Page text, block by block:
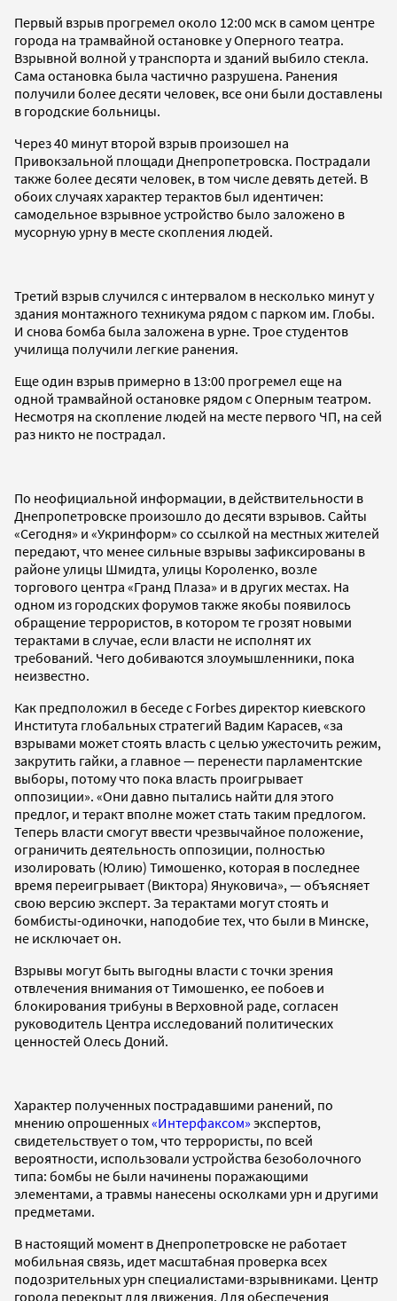
Первый взрыв прогремел около 12:00 мск в самом центре
города на трамвайной остановке у Оперного театра.
Взрывной волной у транспорта и зданий выбило стекла.
Сама остановка была частично разрушена. Ранения
получили более десяти человек, все они были доставлены
в городские больницы.
Через 40 минут второй взрыв произошел на
Привокзальной площади Днепропетровска. Пострадали
также более десяти человек, в том числе девять детей. В
обоих случаях характер терактов был идентичен:
самодельное взрывное устройство было заложено в
мусорную урну в месте скопления людей.
Третий взрыв случился с интервалом в несколько минут у
здания монтажного техникума рядом с парком им. Глобы.
И снова бомба была заложена в урне. Трое студентов
училища получили легкие ранения.
Еще один взрыв примерно в 13:00 прогремел еще на
одной трамвайной остановке рядом с Оперным театром.
Несмотря на скопление людей на месте первого ЧП, на сей
раз никто не пострадал.
По неофициальной информации, в действительности в
Днепропетровске произошло до десяти взрывов. Сайты
«Сегодня» и «Укринформ» со ссылкой на местных жителей
передают, что менее сильные взрывы зафиксированы в
районе улицы Шмидта, улицы Короленко, возле
торгового центра «Гранд Плаза» и в других местах. На
одном из городских форумов также якобы появилось
обращение террористов, в котором те грозят новыми
терактами в случае, если власти не исполнят их
требований. Чего добиваются злоумышленники, пока
неизвестно.
Как предположил в беседе с Forbes директор киевского
Института глобальных стратегий Вадим Карасев, «за
взрывами может стоять власть с целью ужесточить режим,
закрутить гайки, а главное — перенести парламентские
выборы, потому что пока власть проигрывает
оппозиции». «Они давно пытались найти для этого
предлог, и теракт вполне может стать таким предлогом.
Теперь власти смогут ввести чрезвычайное положение,
ограничить деятельность оппозиции, полностью
изолировать (Юлию) Тимошенко, которая в последнее
время переигрывает (Виктора) Януковича», — объясняет
свою версию эксперт. За терактами могут стоять и
бомбисты-одиночки, наподобие тех, что были в Минске,
не исключает он.
Взрывы могут быть выгодны власти с точки зрения
отвлечения внимания от Тимошенко, ее побоев и
блокирования трибуны в Верховной раде, согласен
руководитель Центра исследований политических
ценностей Олесь Доний.
Характер полученных пострадавшими ранений, по
мнению опрошенных«Интерфаксом» экспертов,
свидетельствует о том, что террористы, по всей
вероятности, использовали устройства безоболочного
типа: бомбы не были начинены поражающими
элементами, а травмы нанесены осколками урн и другими
предметами.
В настоящий момент в Днепропетровске не работает
мобильная связь, идет масштабная проверка всех
подозрительных урн специалистами-взрывниками. Центр
города перекрыт для движения. Для обеспечения